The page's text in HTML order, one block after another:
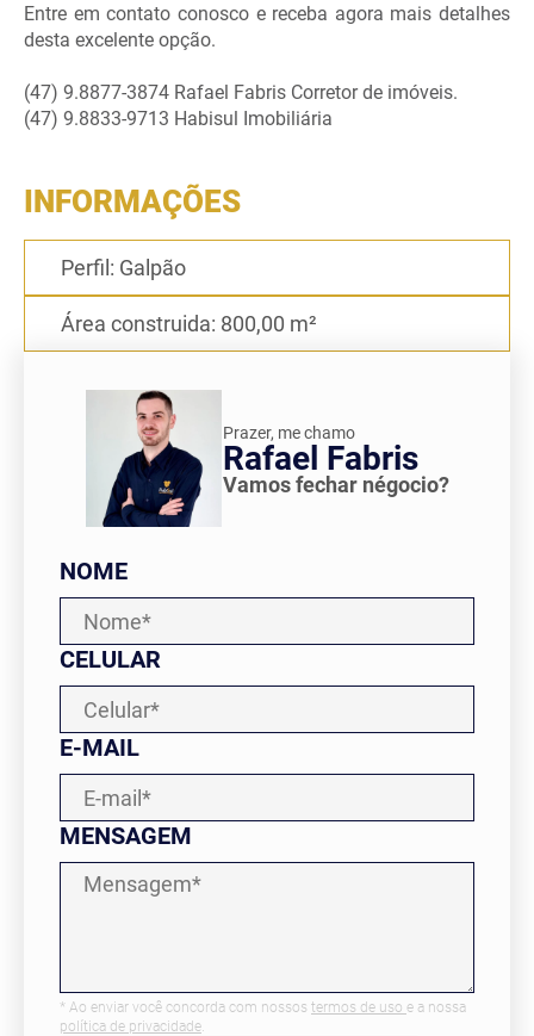
Comprar
Alugar
Sobre nós
Entre em contato conosco e receba agora mais detalhes
desta excelente opção.
(47) 9.8877-3874 Rafael Fabris Corretor de imóveis.
(47) 9.8833-9713 Habisul Imobiliária
INFORMAÇÕES
Perfil: Galpão
Área construida: 800,00 m²
Prazer, me chamo
Rafael Fabris
Vamos fechar négocio?
NOME
CELULAR
E-MAIL
MENSAGEM
* Ao enviar você concorda com nossos termos de uso e a nossa
política de privacidade.